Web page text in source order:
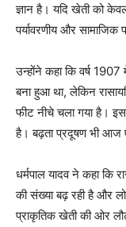
ज्ञान है। यदि खेती को
पर्यावरणीय और सामाजिक
उन्होंने कहा कि वर्ष
बना हुआ था, लेकिन
फीट नीचे चला गया है।
है। बढ़ता प्रदूषण भी आज
धर्मपाल यादव ने कहा कि
की संख्या बढ़ रही है और
प्राकृतिक खेती की ओर